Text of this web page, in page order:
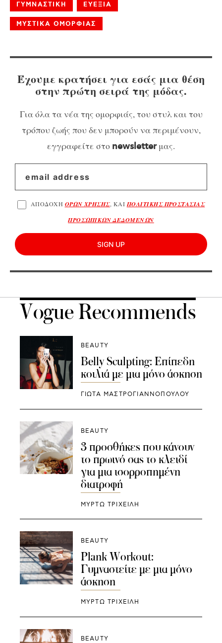
ΓΥΜΝΑΣΤΙΚΗ ΕΥΕΞΙΑ
ΜΥΣΤΙΚΑ ΟΜΟΡΦΙΑΣ
Έχουμε κρατήσει για εσάς μια θέση
στην πρώτη σειρά της μόδας.
Για όλα τα νέα της ομορφιάς, του στυλ και του
τρόπου ζωής που δεν μπορούν να περιμένουν,
εγγραφείτε στο newsletterμας.
ΑΠΟΔΟΧΗ ΟΡΩΝ ΧΡΗΣΗΣ, ΚΑΙ ΠΟΛΙΤΙΚΗΣ ΠΡΟΣΤΑΣΙΑΣ
ΠΡΟΣΩΠΙΚΩΝ ΔΕΔΟΜΕΝΩΝ
SIGN UP
Vogue Recommends
BEAUTY
Belly Sculpting: Επίπεδη
κοιλιά με μια μόνο άσκηση
ΓΙΩΤΑ ΜΑΣΤΡΟΓΙΑΝΝΟΠΟΥΛΟΥ
BEAUTY
3 προσθήκες που κάνουν
το πρωινό σας το κλειδί
για μια ισορροπημένη
διατροφή
ΜΥΡΤΩ ΤΡΙΧΕΙΛΗ
BEAUTY
Plank Workout:
Γυμναστείτε με μια μόνο
άσκηση
ΜΥΡΤΩ ΤΡΙΧΕΙΛΗ
BEAUTY